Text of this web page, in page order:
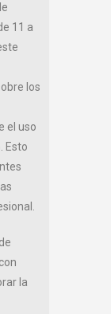
11 a
los
el uso
Esto
la